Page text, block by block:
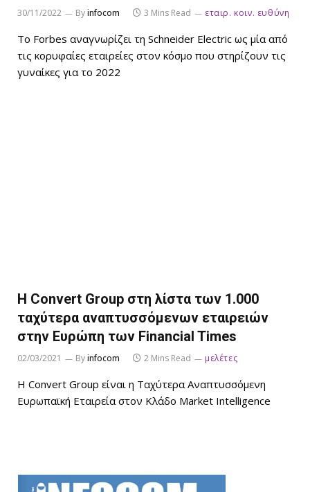
30/11/2022 Byinfocom 3 Mins Read εταιρ. κοιν. ευθύνη
Το Forbes αναγνωρίζει τη Schneider Electric ως μία από
τις κορυφαίες εταιρείες στον κόσμο που στηρίζουν τις
γυναίκες για το 2022
H Convert Group στη λίστα των 1.000
ταχύτερα αναπτυσσόμενων εταιρειών
στην Ευρώπη των Financial Times
02/03/2021 Byinfocom 2 Mins Read μελέτες
H Convert Group είναι η Ταχύτερα Αναπτυσσόμενη
Ευρωπαϊκή Εταιρεία στον Κλάδο Market Intelligence